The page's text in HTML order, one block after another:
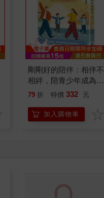
剛剛好的陪伴：相伴不
相絆，陪青少年成為想
要的自己
79 折 特價 332 元
加入購物車